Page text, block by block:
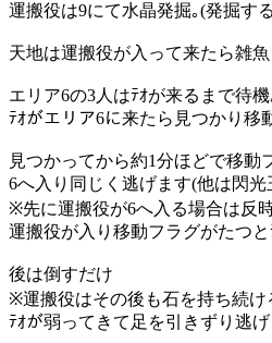
運搬役は9にて水晶発掘｡(発掘す
天地は運搬役が入って来たら雑
エリア6の3人はﾃｵが来るまで待
ﾃｵがエリア6に来たら見つかり移
見つかってから約1分ほどで移
6へ入り同じく逃げます(他は閃
※先に運搬役が6へ入る場合は反
運搬役が入り移動フラグがたつ
後は倒すだけ
※運搬役はその後も石を持ち続け
ﾃｵが弱ってきて足を引きずり逃